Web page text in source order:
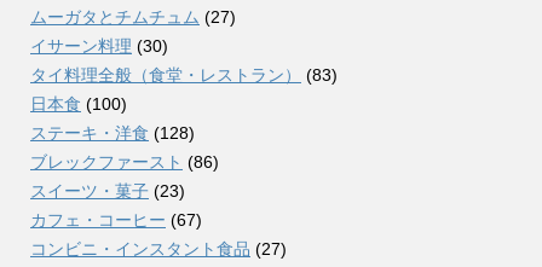
ムーガタとチムチュム (27)
イサーン料理 (30)
タイ料理全般（食堂・レストラン）
(83)
日本食 (100)
ステーキ・洋食 (128)
ブレックファースト (86)
スイーツ・菓子 (23)
カフェ・コーヒー (67)
コンビニ・インスタント食品 (27)